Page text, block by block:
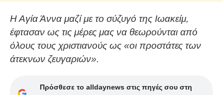
Η Αγία Άννα μαζί με το σύζυγό της Ιωακείμ,
έφτασαν ως τις μέρες μας να θεωρούνται από
όλους τους χριστιανούς ως «οι προστάτες των
άτεκνων ζευγαριών».
Πρόσθεσε το alldaynews στις πηγές σου στη